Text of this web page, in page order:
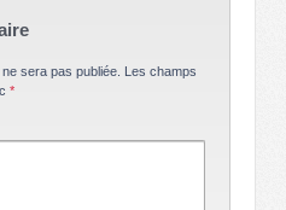
sera pas publiée. Les champs
*